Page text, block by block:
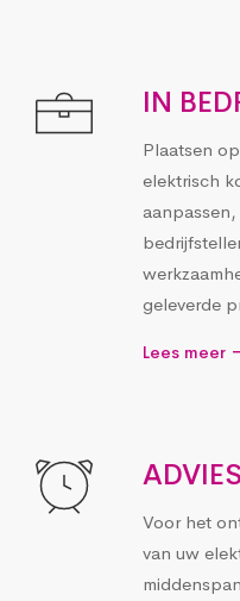
IN
Plaatsen
elektrisch
geleverde
Lees meer
Voor het
van uw